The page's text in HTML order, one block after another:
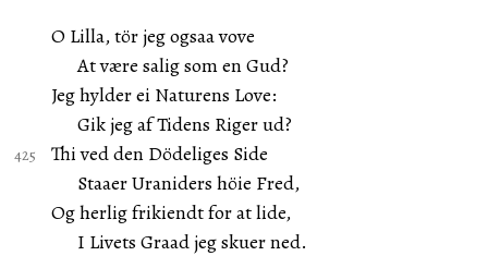
O Lilla, tör jeg ogsaa vove
At være salig som en Gud?
Jeg hylder ei Naturens Love:
Gik jeg af Tidens Riger ud?
Thi ved den Dödeliges Side
Staaer Uraniders höie Fred,
Og herlig frikiendt for at lide,
I Livets Graad jeg skuer ned.